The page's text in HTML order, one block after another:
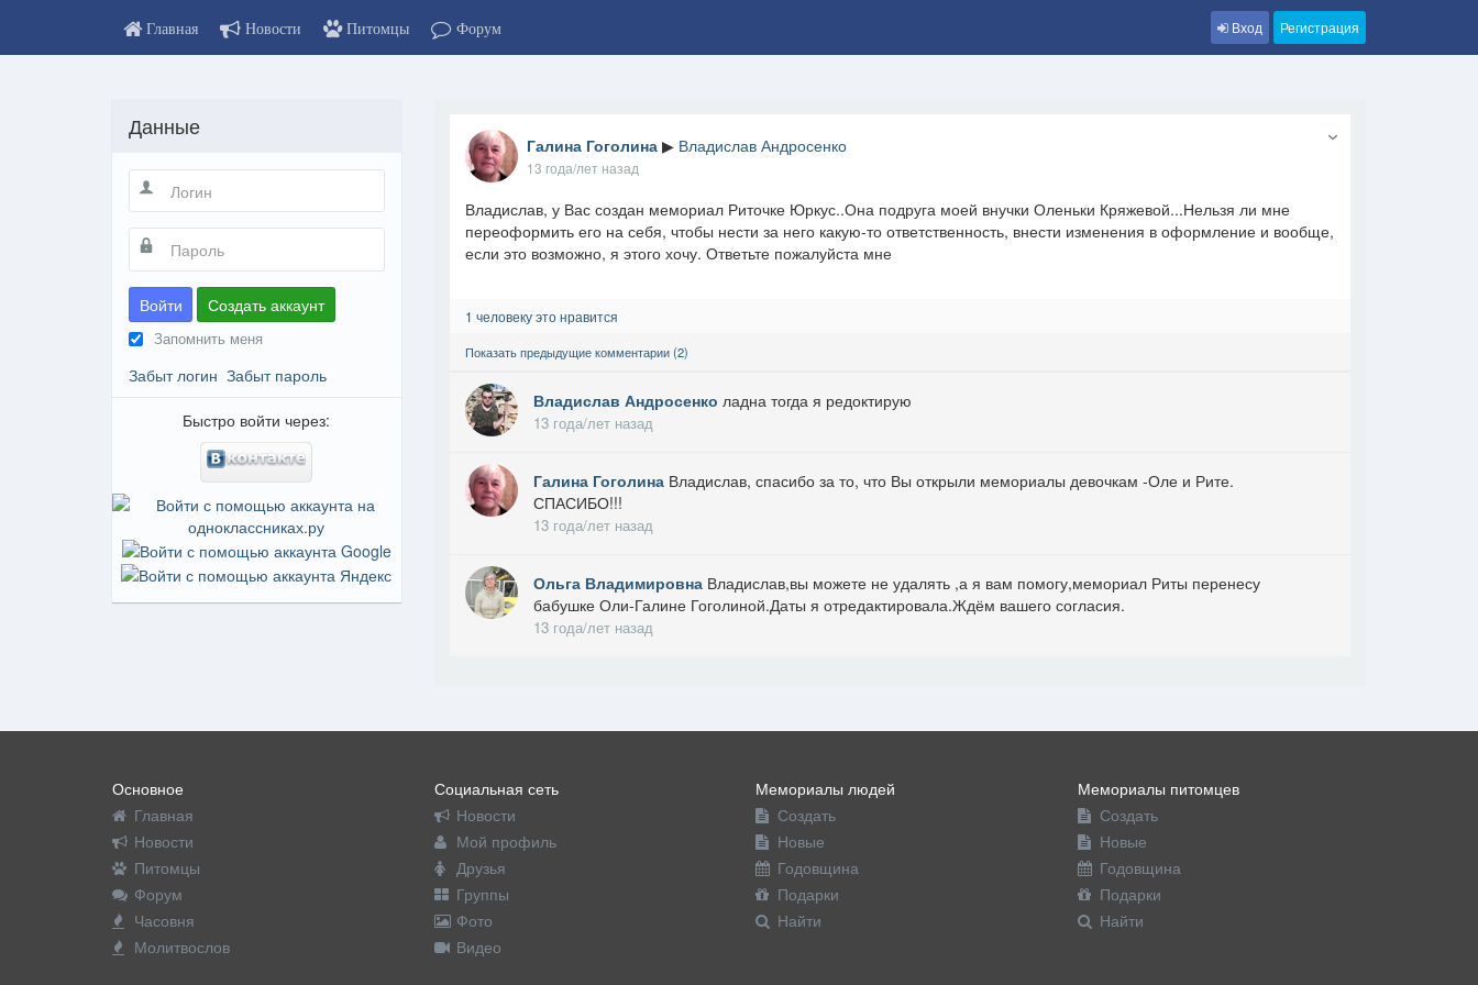
Главная Новости Питомцы Форум Вход Регистрация
Галина Гоголина ▶ Владислав Андросенко
13 года/лет назад
Владислав, у Вас создан мемориал Риточке Юркус..Она подруга моей внучки Оленьки Кряжевой...Нельзя ли мне
переоформить его на себя, чтобы нести за него какую-то ответственность, внести изменения в оформление и вообще,
если это возможно, я этого хочу. Ответьте пожалуйста мне
1 человеку это нравится
Показать предыдущие комментарии (2)
Владислав Андросенко ладна тогда я редоктирую
13 года/лет назад
Галина Гоголина Владислав, спасибо за то, что Вы открыли мемориалы девочкам -Оле и Рите.
СПАСИБО!!!
13 года/лет назад
Ольга Владимировна Владислав,вы можете не удалять ,а я вам помогу,мемориал Риты перенесу
бабушке Оли-Галине Гоголиной.Даты я отредактировала.Ждём вашего согласия.
13 года/лет назад
Данные
Войти Создать аккаунт
Запомнить меня
Забыт логин Забыт пароль
Быстро войти через:
Основное
Главная
Новости
Питомцы
Форум
Часовня
Молитвослов
Социальная сеть
Новости
Мой профиль
Друзья
Группы
Фото
Видео
Мемориалы людей
Создать
Новые
Годовщина
Подарки
Найти
Мемориалы питомцев
Создать
Новые
Годовщина
Подарки
Найти